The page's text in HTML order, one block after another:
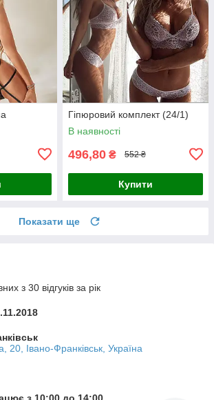
Гіпюровий комплект (24/1)
В наявності
496,80 ₴ 552 ₴
Купити
Показати ще
з 30 відгуків за рік
20, Івано-Франківськ, Україна